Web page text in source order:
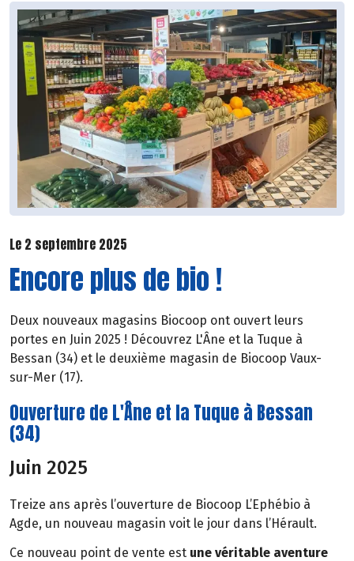
Le 2 septembre 2025
Encore plus de bio !
Deux nouveaux magasins Biocoop ont ouvert leurs
portes en Juin 2025 ! Découvrez L'Âne et la Tuque à
Bessan (34) et le deuxième magasin de Biocoop Vaux-
sur-Mer (17).
Ouverture de L'Âne et la Tuque à Bessan
(34)
Juin 2025
Treize ans après l’ouverture de Biocoop L’Ephébio à
Agde, un nouveau magasin voit le jour dans l’Hérault.
Ce nouveau point de vente est une véritable aventure